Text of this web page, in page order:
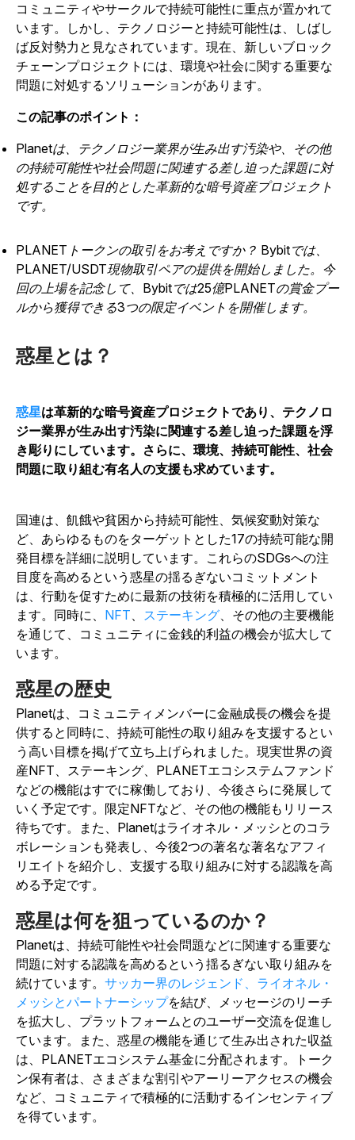
コミュニティやサークルで持続可能性に重点が置かれて
います。しかし、テクノロジーと持続可能性は、しばし
ば反対勢力と見なされています。現在、新しいブロック
チェーンプロジェクトには、環境や社会に関する重要な
問題に対処するソリューションがあります。
この記事のポイント：
Planetは、テクノロジー業界が生み出す汚染や、その他
の持続可能性や社会問題に関連する差し迫った課題に対
処することを目的とした革新的な暗号資産プロジェクト
です。
PLANETトークンの取引をお考えですか？ Bybitでは、
PLANET/USDT現物取引ペアの提供を開始しました。今
回の上場を記念して、Bybitでは25億PLANETの賞金プー
ルから獲得できる3つの限定イベントを開催します。
惑星とは？
惑星は革新的な暗号資産プロジェクトであり、テクノロ
ジー業界が生み出す汚染に関連する差し迫った課題を浮
き彫りにしています。さらに、環境、持続可能性、社会
問題に取り組む有名人の支援も求めています。
国連は、飢餓や貧困から持続可能性、気候変動対策な
ど、あらゆるものをターゲットとした17の持続可能な開
発目標を詳細に説明しています。これらのSDGsへの注
目度を高めるという惑星の揺るぎないコミットメント
は、行動を促すために最新の技術を積極的に活用してい
ます。同時に、 NFT、 ステーキング、その他の主要機能
を通じて、コミュニティに金銭的利益の機会が拡大して
います。
惑星の歴史
Planetは、コミュニティメンバーに金融成長の機会を提
供すると同時に、持続可能性の取り組みを支援するとい
う高い目標を掲げて立ち上げられました。現実世界の資
産NFT、ステーキング、PLANETエコシステムファンド
などの機能はすでに稼働しており、今後さらに発展して
いく予定です。限定NFTなど、その他の機能もリリース
待ちです。また、Planetはライオネル・メッシとのコラ
ボレーションも発表し、今後2つの著名な著名なアフィ
リエイトを紹介し、支援する取り組みに対する認識を高
める予定です。
惑星は何を狙っているのか？
Planetは、持続可能性や社会問題などに関連する重要な
問題に対する認識を高めるという揺るぎない取り組みを
続けています。 サッカー界のレジェンド、ライオネル・
メッシとパートナーシップを結び、メッセージのリーチ
を拡大し、プラットフォームとのユーザー交流を促進し
ています。また、惑星の機能を通じて生み出された収益
は、PLANETエコシステム基金に分配されます。トーク
ン保有者は、さまざまな割引やアーリーアクセスの機会
など、コミュニティで積極的に活動するインセンティブ
を得ています。